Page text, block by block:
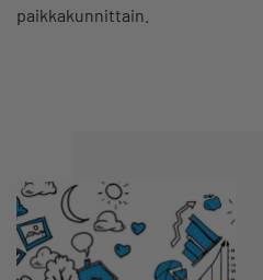
paikkakunnittain.